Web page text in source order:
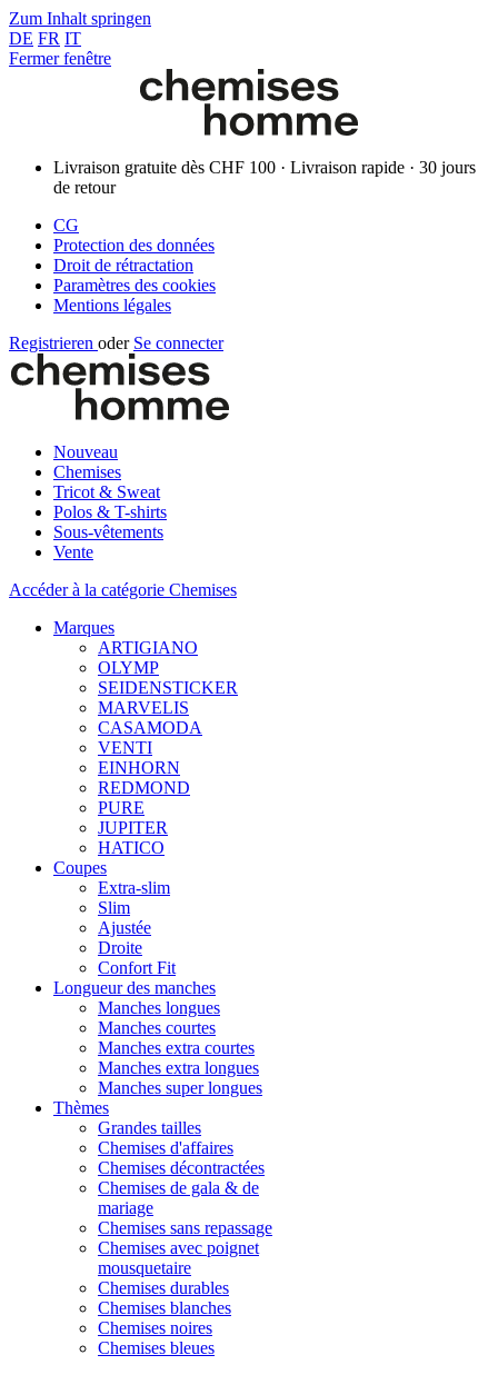
Zum Inhalt springen
DE FR IT
Fermer fenêtre
Livraison gratuite dès CHF 100 · Livraison rapide · 30 jours
de retour
CG
Protection des données
Droit de rétractation
Paramètres des cookies
Mentions légales
Registrieren oder Se connecter
Nouveau
Chemises
Tricot & Sweat
Polos & T-shirts
Sous-vêtements
Vente
Accéder à la catégorie Chemises
Marques
ARTIGIANO
OLYMP
SEIDENSTICKER
MARVELIS
CASAMODA
VENTI
EINHORN
REDMOND
PURE
JUPITER
HATICO
Coupes
Extra-slim
Slim
Ajustée
Droite
Confort Fit
Longueur des manches
Manches longues
Manches courtes
Manches extra courtes
Manches extra longues
Manches super longues
Thèmes
Grandes tailles
Chemises d'affaires
Chemises décontractées
Chemises de gala & de
mariage
Chemises sans repassage
Chemises avec poignet
mousquetaire
Chemises durables
Chemises blanches
Chemises noires
Chemises bleues